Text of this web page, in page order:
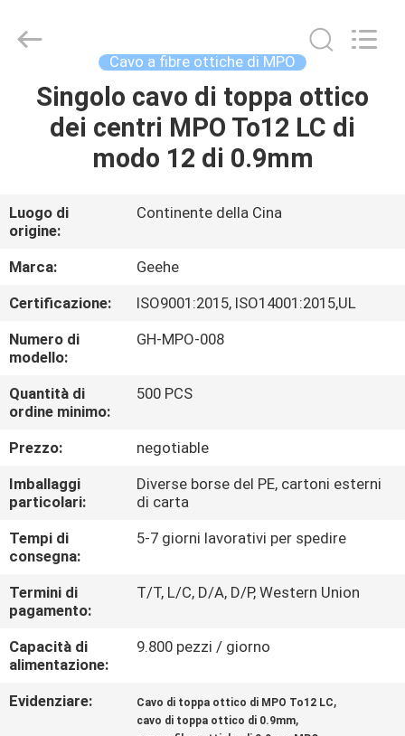
CASA
PRODOTTI
CIRCA
NOI
GIRO
DELLA
FABBRICA
CONTROLLO
DI
QUALITÀ
CONTATTICI
NOTIZIE
CASI
MAPPA
Communication
Co.,ltd.
Developed
Cavo a fibre ottiche di MPO
Singolo cavo di toppa ottico
dei centri MPO To12 LC di
modo 12 di 0.9mm
Luogo di
origine:
Continente della Cina
Marca:
Geehe
Certificazione:
ISO9001:2015, ISO14001:2015,UL
Numero di
modello:
GH-MPO-008
Quantità di
ordine minimo:
500 PCS
Prezzo:
negotiable
Imballaggi
particolari:
Diverse borse del PE, cartoni esterni
di carta
Tempi di
consegna:
5-7 giorni lavorativi per spedire
Termini di
pagamento:
T/T, L/C, D/A, D/P, Western Union
Capacità di
alimentazione:
9.800 pezzi / giorno
Evidenziare: Cavo di toppa ottico di MPO To12 LC,
cavo di toppa ottico di 0.9mm,